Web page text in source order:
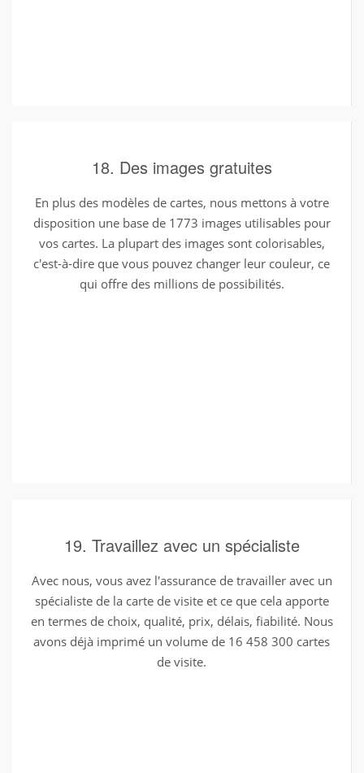
18. Des images gratuites
En plus des modèles de cartes, nous mettons à votre
disposition une base de 1773 images utilisables pour
vos cartes. La plupart des images sont colorisables,
c'est-à-dire que vous pouvez changer leur couleur, ce
qui offre des millions de possibilités.
19. Travaillez avec un spécialiste
Avec nous, vous avez l'assurance de travailler avec un
spécialiste de la carte de visite et ce que cela apporte
en termes de choix, qualité, prix, délais, fiabilité. Nous
avons déjà imprimé un volume de 16 458 300 cartes
de visite.